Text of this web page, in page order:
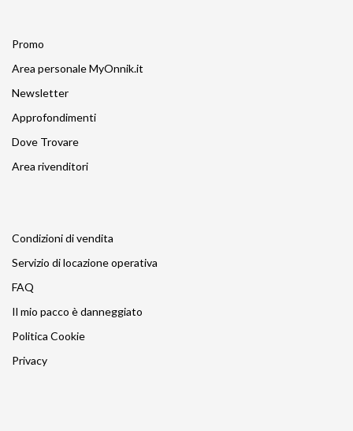
Promo
Area personale MyOnnik.it
Newsletter
Approfondimenti
Dove Trovare
Area rivenditori
Condizioni di vendita
Servizio di locazione operativa
FAQ
Il mio pacco è danneggiato
Politica Cookie
Privacy